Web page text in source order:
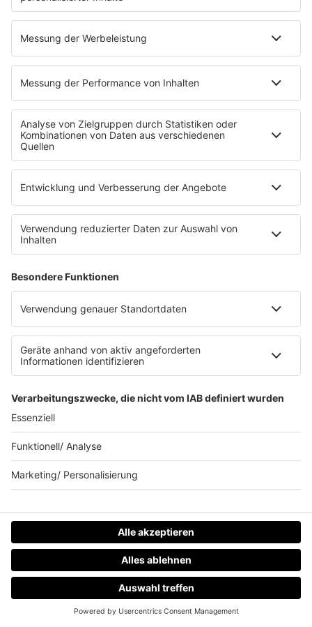
HOME RADIOS MENÜ
dürfen.
Wer streamt "Familie Feuerstein"?
& Apple TV.
Siebenstein (1988 – 1997)
Eine kollektive Erinnerung haben wir wohl alle
, sowie ein besserwisserischer Koffer
Beide sind essenziell für die SerieSiebenstein.
Auch aus dieser Serie entstanden zahlreiche
Bilderbücher und Videospiele.
Wer streamt "Siebenstein"?ZDFmediathek.
IMAGO / Allstar